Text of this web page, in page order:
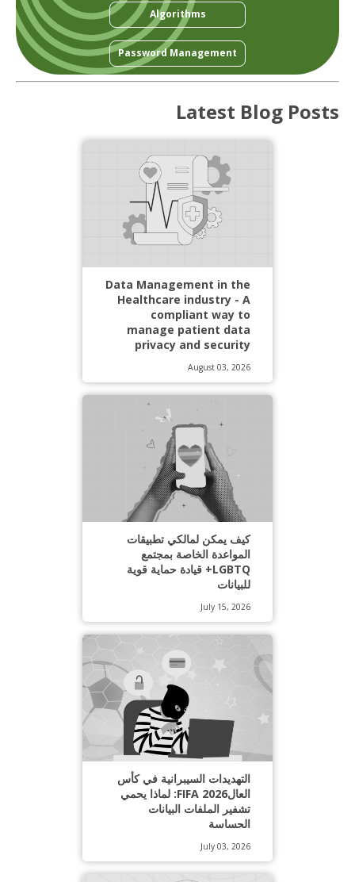
Algorithms
Password Management
Latest Blog Posts
Data Management in the
Healthcare industry - A
compliant way to
manage patient data
privacy and security
August 03, 2026
كيف يمكن لمالكي تطبيقات
المواعدة الخاصة بمجتمع
LGBTQ+ قيادة حماية قوية
للبيانات
July 15, 2026
التهديدات السيبرانية في كأس
العالFIFA 2026: لماذا يحمي
تشفير الملفات البيانات
الحساسة
July 03, 2026